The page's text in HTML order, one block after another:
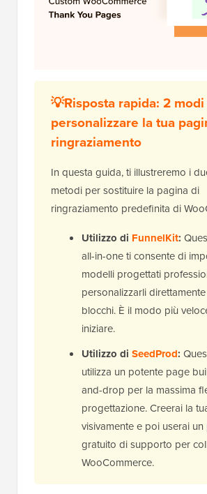
💡Risposta rapida: 2
personalizzare la tua
ringraziamento
In questa guida, ti illustreremo i
metodi per sostituire la pagina di
ringraziamento predefinita di
Utilizzo di FunnelKit:
all-in-one ti consente di
modelli progettati
personalizzarli
blocchi. È il modo più
iniziare.
Utilizzo di SeedProd:
utilizza un potente page
and-drop per la massima
progettazione. Creerai la
visivamente e poi userai un
gratuito di supporto per
WooCommerce.